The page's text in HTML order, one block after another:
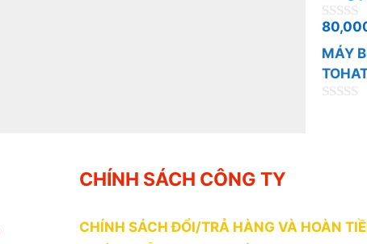
o
à
5
0
n
g
o
à
i
MÁY
CHÍNH SÁCH CÔNG TY
CHÍNH SÁCH ĐỔI/TRẢ HÀNG VÀ HOÀN